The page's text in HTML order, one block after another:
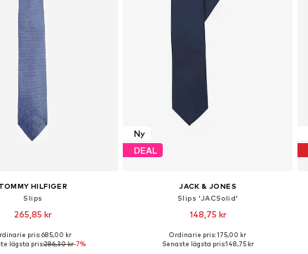
TOMMY HILFIGER
Slips
265,85 kr
storlekar: One Size
pris: 685,00 kr
lägsta pris:286,30 kr-7%
Ny
DEAL
JACK & JONES
Slips 'JACSolid'
148,75 kr
Tillgängliga storlekar: One Size
Ordinarie pris: 175,00 kr
Senaste lägsta pris:148,75 kr